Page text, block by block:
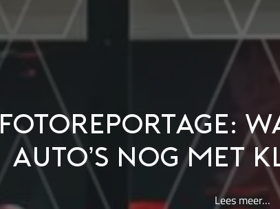
FOTOREPORTAGE:
AUTO’S NOG MET
Lees meer…